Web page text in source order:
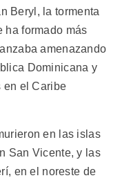
Beryl, la tormenta
ha formado más
amenazando
Dominicana y
en el Caribe
en las islas
San Vicente, y las
en el noreste de